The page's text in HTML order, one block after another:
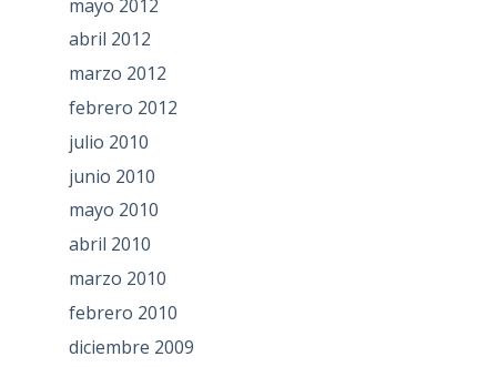
mayo 2012
abril 2012
marzo 2012
febrero 2012
julio 2010
junio 2010
mayo 2010
abril 2010
marzo 2010
febrero 2010
diciembre 2009